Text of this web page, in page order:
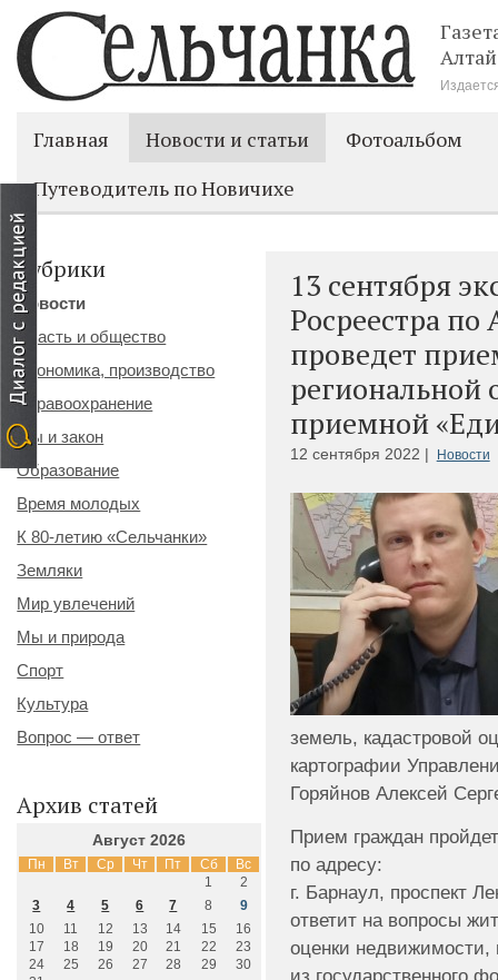
Главная Новости и статьи
Фотоальбом
Путеводитель по Новичихе
13 сентября
Росреестра
проведет
региональной
приемной
12 сентября 2022 | Новости
земель, кадастровой
картографии
Горяйнов Алексей
Прием граждан
по адресу:
г. Барнаул, проспект
ответит на вопросы
оценки недвижимости,
Рубрики
Новости
Власть и общество
Экономика, производство
Здравоохранение
Мы и закон
Образование
Время молодых
К 80-летию «Сельчанки»
Земляки
Мир увлечений
Мы и природа
Спорт
Культура
Вопрос — ответ
Архив статей
Август 2026
Пн Вт Ср Чт Пт Сб Вс
1
2
3
4 5 6 7 8
9
10
11 12 13 14 15
16
17
18 19 20 21 22
23
24
25 26 27 28 29
30